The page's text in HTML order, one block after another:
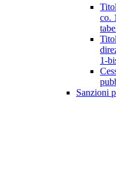
co.
1-
Sanzioni